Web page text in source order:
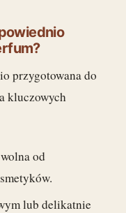
przygotowana do
kluczowych
od
lub delikatnie